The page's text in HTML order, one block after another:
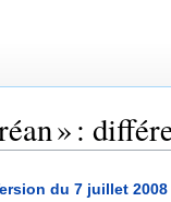
» :
du 7 juillet 2008